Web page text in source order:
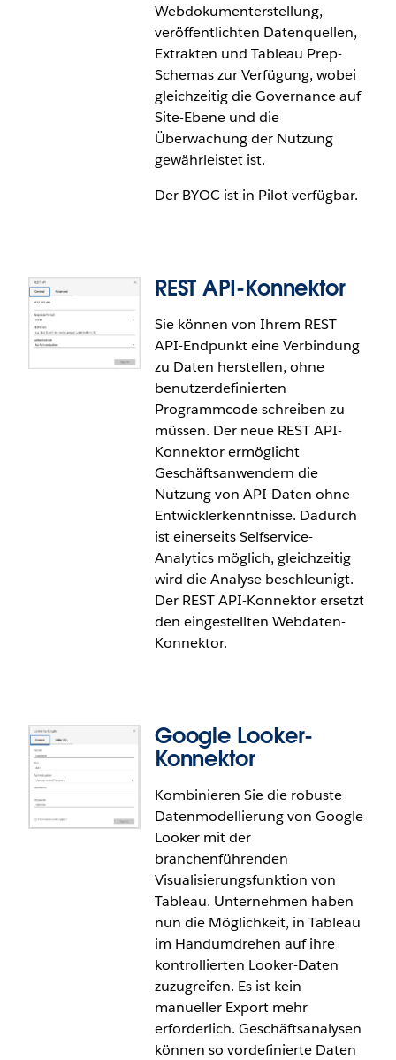
Webdokumenterstellung,
veröffentlichten Datenquellen,
Extrakten und Tableau Prep-
Schemas zur Verfügung, wobei
gleichzeitig die Governance auf
Site-Ebene und die
Überwachung der Nutzung
gewährleistet ist.
Der BYOC ist in Pilot verfügbar.
Bring Your Own Connector –
BYOC (Pilot)
Mit dem Bring Your Own Connector (BYOC), der
jetzt in Pilot verfügbar ist, können Sie den Umstieg
in die Cloud beschleunigen und die Governance
zentralisieren. Unternehmen, die proprietäre
Systeme oder nicht unterstützte Datenbanken
verwenden, können jetzt benutzerdefinierte Treiber
und Konnektoren bereitstellen, die eine Migration
zu Tableau Cloud ermöglichen. Mit dem BYOC
steht Ihnen das gesamte Potenzial von
Webdokumenterstellung, veröffentlichten
Datenquellen, Extrakten und Tableau Prep-
Schemas zur Verfügung, wobei gleichzeitig die
Governance auf Site-Ebene und die Überwachung
der Nutzung gewährleistet ist.
REST API-Konnektor
Sie können von Ihrem REST
API-Endpunkt eine Verbindung
zu Daten herstellen, ohne
benutzerdefinierten
Programmcode schreiben zu
müssen. Der neue REST API-
Konnektor ermöglicht
Geschäftsanwendern die
Nutzung von API-Daten ohne
Entwicklerkenntnisse. Dadurch
ist einerseits Selfservice-
Analytics möglich, gleichzeitig
wird die Analyse beschleunigt.
Der REST API-Konnektor ersetzt
den eingestellten Webdaten-
Konnektor.
REST API-Konnektor
Sie können von Ihrem REST API-Endpunkt eine
Verbindung zu Daten herstellen, ohne
benutzerdefinierten Programmcode schreiben zu
müssen. Der neue REST API-Konnektor ermöglicht
Geschäftsanwendern die Nutzung von API-Daten
ohne Entwicklerkenntnisse. Dadurch ist einerseits
Selfservice-Analytics möglich, gleichzeitig wird die
Analyse beschleunigt. Der REST API-Konnektor
ersetzt den eingestellten Webdaten-Konnektor.
Google Looker-
Konnektor
Kombinieren Sie die robuste
Datenmodellierung von Google
Looker mit der
branchenführenden
Visualisierungsfunktion von
Tableau. Unternehmen haben
nun die Möglichkeit, in Tableau
im Handumdrehen auf ihre
kontrollierten Looker-Daten
zuzugreifen. Es ist kein
manueller Export mehr
erforderlich. Geschäftsanalysen
können so vordefinierte Daten